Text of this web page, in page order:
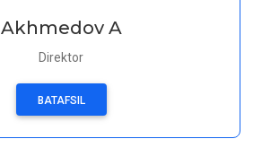
Akhmedov A
Direktor
BATAFSIL